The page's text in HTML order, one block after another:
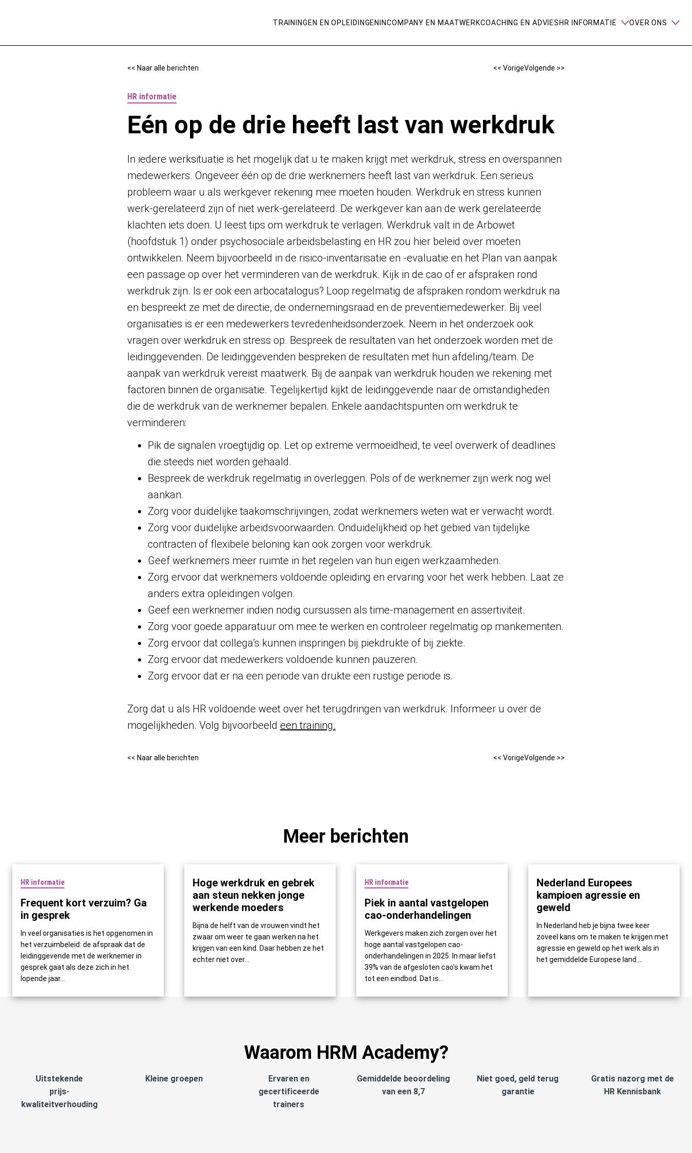
TRAININGEN EN OPLEIDINGEN INCOMPANY EN MAATWERKCOACHING EN ADVIES HR INFORMATIE OVER ONS
<< Naar alle berichten << VorigeVolgende >>
HR informatie
Eén op de drie heeft last van werkdruk
In iedere werksituatie is het mogelijk dat u te maken krijgt met werkdruk, stress en overspannen
medewerkers. Ongeveer één op de drie werknemers heeft last van werkdruk. Een serieus
probleem waar u als werkgever rekening mee moeten houden. Werkdruk en stress kunnen
werk-gerelateerd zijn of niet werk-gerelateerd. De werkgever kan aan de werk gerelateerde
klachten iets doen. U leest tips om werkdruk te verlagen. Werkdruk valt in de Arbowet
(hoofdstuk 1) onder psychosociale arbeidsbelasting en HR zou hier beleid over moeten
ontwikkelen. Neem bijvoorbeeld in de risico-inventarisatie en -evaluatie en het Plan van aanpak
een passage op over het verminderen van de werkdruk. Kijk in de cao of er afspraken rond
werkdruk zijn. Is er ook een arbocatalogus? Loop regelmatig de afspraken rondom werkdruk na
en bespreekt ze met de directie, de ondernemingsraad en de preventiemedewerker. Bij veel
organisaties is er een medewerkers tevredenheidsonderzoek. Neem in het onderzoek ook
vragen over werkdruk en stress op. Bespreek de resultaten van het onderzoek worden met de
leidinggevenden. De leidinggevenden bespreken de resultaten met hun afdeling/team. De
aanpak van werkdruk vereist maatwerk. Bij de aanpak van werkdruk houden we rekening met
factoren binnen de organisatie. Tegelijkertijd kijkt de leidinggevende naar de omstandigheden
die de werkdruk van de werknemer bepalen. Enkele aandachtspunten om werkdruk te
verminderen:
Pik de signalen vroegtijdig op. Let op extreme vermoeidheid, te veel overwerk of deadlines
die steeds niet worden gehaald.
Bespreek de werkdruk regelmatig in overleggen. Pols of de werknemer zijn werk nog wel
aankan.
Zorg voor duidelijke taakomschrijvingen, zodat werknemers weten wat er verwacht wordt.
Zorg voor duidelijke arbeidsvoorwaarden. Onduidelijkheid op het gebied van tijdelijke
contracten of flexibele beloning kan ook zorgen voor werkdruk.
Geef werknemers meer ruimte in het regelen van hun eigen werkzaamheden.
Zorg ervoor dat werknemers voldoende opleiding en ervaring voor het werk hebben. Laat ze
anders extra opleidingen volgen.
Geef een werknemer indien nodig cursussen als time-management en assertiviteit.
Zorg voor goede apparatuur om mee te werken en controleer regelmatig op mankementen.
Zorg ervoor dat collega’s kunnen inspringen bij piekdrukte of bij ziekte.
Zorg ervoor dat medewerkers voldoende kunnen pauzeren.
Zorg ervoor dat er na een periode van drukte een rustige periode is.
Zorg dat u als HR voldoende weet over het terugdringen van werkdruk. Informeer u over de
mogelijkheden. Volg bijvoorbeeld een training.
<< Naar alle berichten << VorigeVolgende >>
Meer berichten
HR informatie
Frequent kort verzuim? Ga
in gesprek
In veel organisaties is het opgenomen in
het verzuimbeleid: de afspraak dat de
leidinggevende met de werknemer in
gesprek gaat als deze zich in het
lopende jaar...
Hoge werkdruk en gebrek
aan steun nekken jonge
werkende moeders
Bijna de helft van de vrouwen vindt het
zwaar om weer te gaan werken na het
krijgen van een kind. Daar hebben ze het
echter niet over...
HR informatie
Piek in aantal vastgelopen
cao-onderhandelingen
Werkgevers maken zich zorgen over het
hoge aantal vastgelopen cao-
onderhandelingen in 2025. In maar liefst
39% van de afgesloten cao’s kwam het
tot een eindbod. Dat is...
Nederland Europees
kampioen agressie en
geweld
In Nederland heb je bijna twee keer
zoveel kans om te maken te krijgen met
agressie en geweld op het werk als in
het gemiddelde Europese land....
Waarom HRM Academy?
Uitstekende
prijs-
kwaliteitverhouding
Kleine groepen
Ervaren en
gecertificeerde
trainers
Gemiddelde beoordeling
van een 8,7
Niet goed, geld terug
garantie
Gratis nazorg met de
HR Kennisbank